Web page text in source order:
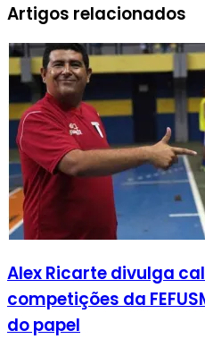
Artigos relacionados
Alex Ricarte divulga
competições da
do papel